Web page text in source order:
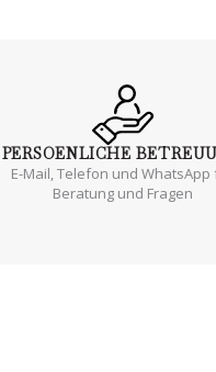
PERSOENLICHE
E-Mail, Telefon und WhatsApp
Beratung und Fragen